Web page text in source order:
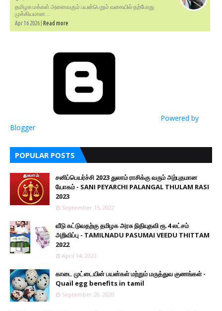
தமிழக மக்கள் அனைவரும் பயன்பெறும் வகையில் தற்போது
முக்கியமான...
Apr 16 2026 | Read more
Powered by
Blogger
POPULAR POSTS
சனிப்பெயர்ச்சி 2023 துலாம் ராசிக்கு வரும் அற்புதமான
யோகம் - SANI PEYARCHI PALANGAL THULAM RASI
2023
September 15, 2022
வீடு கட்டுவதற்கு தமிழக அரசு நிதியுதவி ரூ.4 லட்சம்
அறிவிப்பு - TAMILNADU PASUMAI VEEDU THITTAM
2022
April 14, 2022
காடை முட்டையின் பயன்கள் மற்றும் மருத்துவ குணங்கள் -
Quail egg benefits in tamil
September 20, 2020